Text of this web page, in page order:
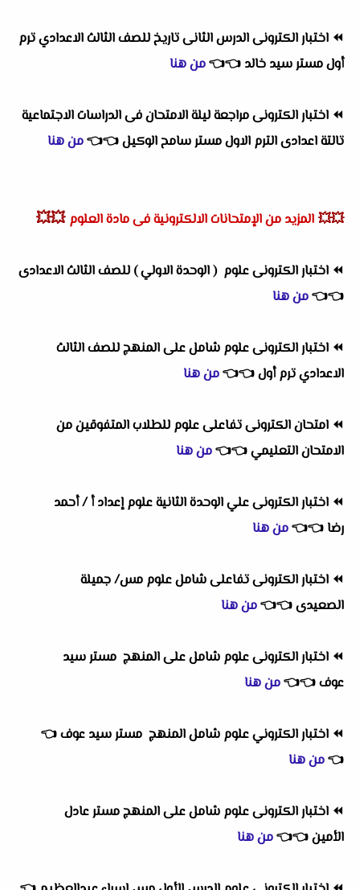
⏪ اختبار الكترونى الدرس الثانى تاريخ للصف الثالث الاعدادي ترم
أول مستر سيد خالد 👈
👈من هنا
⏪ اختبار الكترونى مراجعة ليلة الامتحان فى الدراسات الاجتماعية
تالتة اعدادى الترم الاول مستر سامح الوكيل👈
👈من هنا
💥💥 المزيد من الإمتحانات الالكترونية فى مادة العلوم 💥💥
⏪ اختبار الكترونى علوم ( الوحدة الاولي ) للصف الثالث الاعدادى
👈
👈من هنا
⏪ اختبار الكترونى علوم شامل على المنهج للصف الثالث
الاعدادي ترم أول👈
👈من هنا
⏪ امتحان الكترونى تفاعلى علوم للطلاب المتفوقين من
الامتحان التعليمي👈
👈من هنا
⏪ اختبار الكترونى علي الوحدة الثانية علوم إعداد أ / أحمد
رضا👈
👈من هنا
⏪ اختبار الكترونى تفاعلى شامل علوم مس/ جميلة
الصعيدى👈
👈من هنا
⏪ اختبار الكترونى علوم شامل على المنهج مستر سيد
عوف👈
👈من هنا
⏪ اختبار الكتروني علوم شامل المنهج مستر سيد عوف👈
👈من هنا
⏪ اختبار الكترونى علوم شامل على المنهج مستر عادل
الأمين👈
👈من هنا